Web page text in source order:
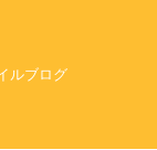
ルブログ